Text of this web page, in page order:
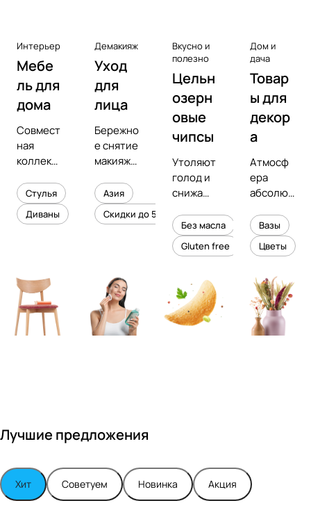
Интерьер
Мебе
ль для
дома
Совмест
ная
коллекц
предмет
ным
дизайне
Турским
Стулья
Диваны
Демакияж
Уход
для
лица
Бережно
е снятие
макияжа
увлажне
ние
кожи
Азия
Скидки до 50%
Вкусно и
полезно
Цельн
озерн
овые
чипсы
Утоляют
голод и
снижают
холесте
рина
Без масла
Gluten free
Дом и
дача
Товар
ы для
декор
а
Атмосф
ера
абсолют
уюта в
вашем
интерье
Вазы
Цветы
Лучшие предложения
Хит Советуем Новинка Акция